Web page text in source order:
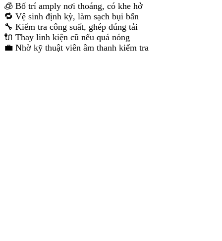
🧊 Bố trí amply nơi thoáng, có khe hở
🔁 Vệ sinh định kỳ, làm sạch bụi bẩn
🔧 Kiểm tra công suất, ghép đúng tải
🔌 Thay linh kiện cũ nếu quá nóng
💼 Nhờ kỹ thuật viên âm thanh kiểm tra